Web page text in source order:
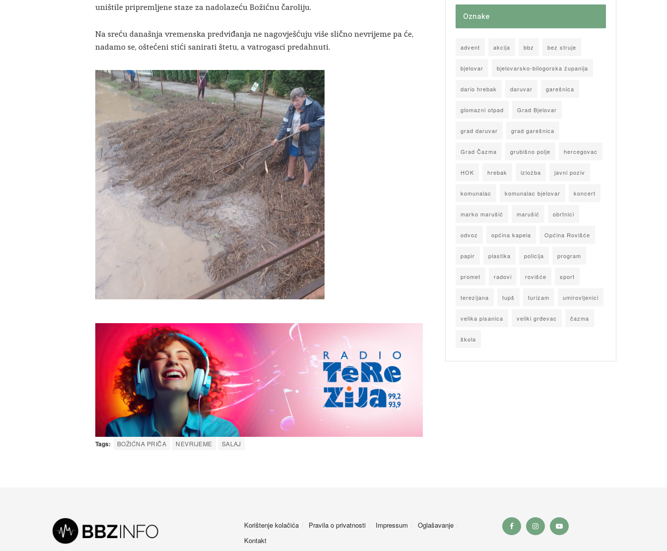
uništile pripremljene staze za nadolazeću Božićnu čaroliju.
Na sreću današnja vremenska predviđanja ne nagovješćuju više slično nevrijeme pa će,
nadamo se, oštećeni stići sanirati štetu, a vatrogasci predahnuti.
Tags: BOŽIĆNA PRIČA NEVRIJEME SALAJ
Oznake
advent akcija bbz bez struje
bjelovar bjelovarsko-bilogorska županija
dario hrebak daruvar garešnica
glomazni otpad Grad Bjelovar
grad daruvar grad garešnica
Grad Čazma grubišno polje hercegovac
HOK hrebak izložba javni poziv
komunalac komunalac bjelovar koncert
marko marušić marušić obrtnici
odvoz općina kapela Općina Rovišće
papir plastika policija program
promet radovi rovišće sport
terezijana tupš turizam umirovljenici
velika pisanica veliki grđevac čazma
škola
Korištenje kolačića Pravila o privatnosti Impressum
Oglašavanje
Kontakt